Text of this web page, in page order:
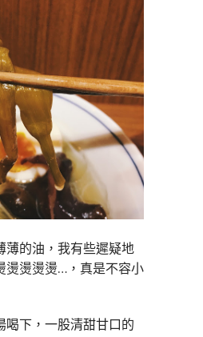
薄的油，我有些遲疑地
燙燙燙燙…，真是不容小
喝下，一股清甜甘口的